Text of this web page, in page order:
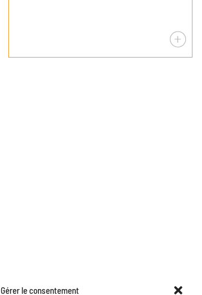
Gérer le consentement